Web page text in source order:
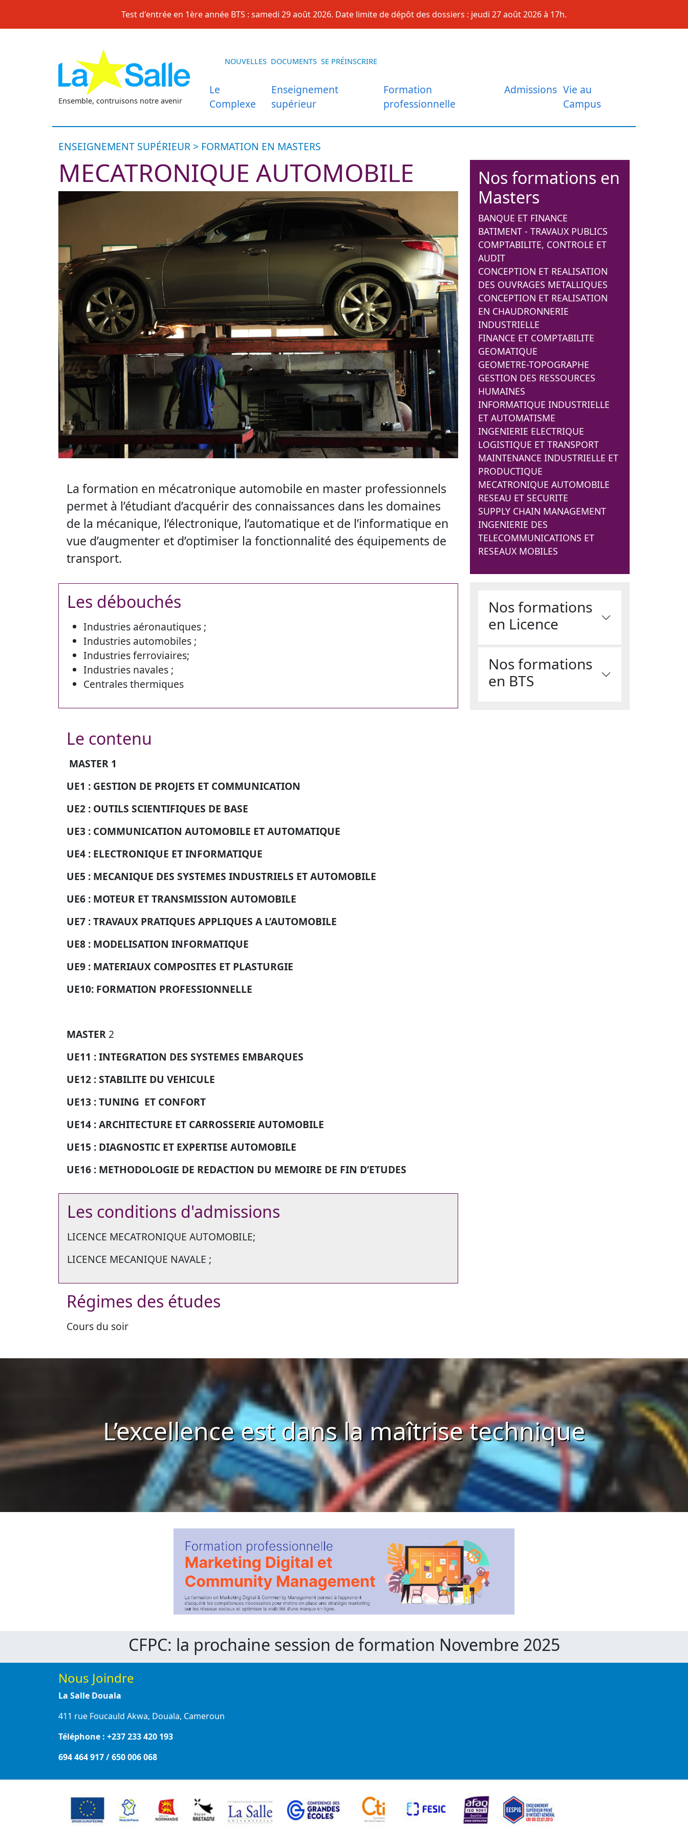
content
Test d'entrée en 1ère année BTS : samedi 29 août 2026. Date limite de dépôt des dossiers : jeudi 27 août 2026 à 17h.
Ensemble, contruisons notre avenir
NOUVELLES DOCUMENTS SE PRÉINSCRIRE
Le
Complexe
Enseignement
supérieur
Formation
professionnelle
Admissions Vie au
Campus
ENSEIGNEMENT SUPÉRIEUR > FORMATION EN MASTERS
MECATRONIQUE AUTOMOBILE
La formation en mécatronique automobile en master professionnels
permet à l’étudiant d’acquérir des connaissances dans les domaines
de la mécanique, l’électronique, l’automatique et de l’informatique en
vue d’augmenter et d’optimiser la fonctionnalité des équipements de
transport.
Les débouchés
Industries aéronautiques ;
Industries automobiles ;
Industries ferroviaires;
Industries navales ;
Centrales thermiques
Le contenu
MASTER 1
UE1 : GESTION DE PROJETS ET COMMUNICATION
UE2 : OUTILS SCIENTIFIQUES DE BASE
UE3 : COMMUNICATION AUTOMOBILE ET AUTOMATIQUE
UE4 : ELECTRONIQUE ET INFORMATIQUE
UE5 : MECANIQUE DES SYSTEMES INDUSTRIELS ET AUTOMOBILE
UE6 : MOTEUR ET TRANSMISSION AUTOMOBILE
UE7 :TRAVAUX PRATIQUES APPLIQUES A L’AUTOMOBILE
UE8 : MODELISATION INFORMATIQUE
UE9 : MATERIAUX COMPOSITES ET PLASTURGIE
UE10: FORMATION PROFESSIONNELLE
MASTER 2
UE11 :INTEGRATION DES SYSTEMES EMBARQUES
UE12 :STABILITE DU VEHICULE
UE13 :TUNING ET CONFORT
UE14 :ARCHITECTURE ET CARROSSERIE AUTOMOBILE
UE15 : DIAGNOSTIC ET EXPERTISE AUTOMOBILE
UE16 : METHODOLOGIE DE REDACTION DU MEMOIRE DE FIN D’ETUDES
Les conditions d'admissions
LICENCE MECATRONIQUE AUTOMOBILE;
LICENCE MECANIQUE NAVALE ;
Régimes des études
Cours du soir
Nos formations en
Masters
BANQUE ET FINANCE
BATIMENT - TRAVAUX PUBLICS
COMPTABILITE, CONTROLE ET
AUDIT
CONCEPTION ET REALISATION
DES OUVRAGES METALLIQUES
CONCEPTION ET REALISATION
EN CHAUDRONNERIE
INDUSTRIELLE
FINANCE ET COMPTABILITE
GEOMATIQUE
GEOMETRE-TOPOGRAPHE
GESTION DES RESSOURCES
HUMAINES
INFORMATIQUE INDUSTRIELLE
ET AUTOMATISME
INGENIERIE ELECTRIQUE
LOGISTIQUE ET TRANSPORT
MAINTENANCE INDUSTRIELLE ET
PRODUCTIQUE
MECATRONIQUE AUTOMOBILE
RESEAU ET SECURITE
SUPPLY CHAIN MANAGEMENT
INGENIERIE DES
TELECOMMUNICATIONS ET
RESEAUX MOBILES
Nos formations
en Licence
Nos formations
en BTS
L’excellence est dans la maîtrise technique
CFPC: la prochaine session de formation Novembre 2025
Nous Joindre
La Salle Douala
411 rue Foucauld Akwa, Douala, Cameroun
Téléphone : +237 233 420 193
694 464 917 / 650 006 068